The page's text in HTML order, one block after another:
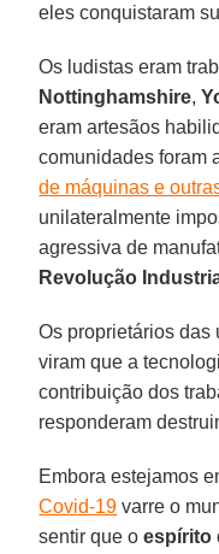
eles conquistaram
Os ludistas eram
Nottinghamshire,
eram artesãos
comunidades foram
de máquinas e
unilateralmente
agressiva de
Revolução
Os proprietários das
viram que a
contribuição dos
responderam
Embora estejamos
Covid-19 varre o
sentir que oespírito